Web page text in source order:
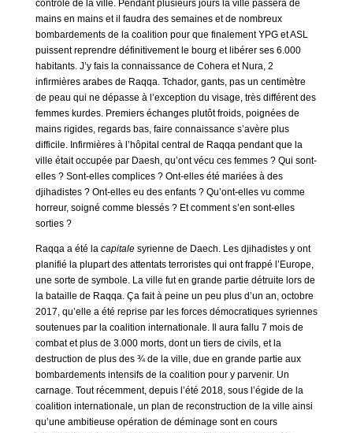
contrôle de la ville. Pendant plusieurs jours la ville passera de
mains en mains et il faudra des semaines et de nombreux
bombardements de la coalition pour que finalement YPG et ASL
puissent reprendre définitivement le bourg et libérer ses 6.000
habitants. J’y fais la connaissance de Cohera et Nura, 2
infirmières arabes de Raqqa. Tchador, gants, pas un centimètre
de peau qui ne dépasse à l’exception du visage, très différent des
femmes kurdes. Premiers échanges plutôt froids, poignées de
mains rigides, regards bas, faire connaissance s’avère plus
difficile. Infirmières à l’hôpital central de Raqqa pendant que la
ville était occupée par Daesh, qu’ont vécu ces femmes ? Qui sont-
elles ? Sont-elles complices ? Ont-elles été mariées à des
djihadistes ? Ont-elles eu des enfants ? Qu’ont-elles vu comme
horreur, soigné comme blessés ? Et comment s’en sont-elles
sorties ?
Raqqa a été la capitalesyrienne de Daech. Les djihadistes y ont
planifié la plupart des attentats terroristes qui ont frappé l’Europe,
une sorte de symbole. La ville fut en grande partie détruite lors de
la bataille de Raqqa. Ça fait à peine un peu plus d’un an, octobre
2017, qu’elle a été reprise par les forces démocratiques syriennes
soutenues par la coalition internationale. Il aura fallu 7 mois de
combat et plus de 3.000 morts, dont un tiers de civils, et la
destruction de plus des ¾ de la ville, due en grande partie aux
bombardements intensifs de la coalition pour y parvenir. Un
carnage. Tout récemment, depuis l’été 2018, sous l’égide de la
coalition internationale, un plan de reconstruction de la ville ainsi
qu’une ambitieuse opération de déminage sont en cours